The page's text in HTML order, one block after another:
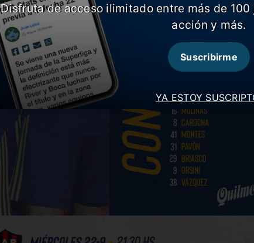
YA ESTOY
Disfruta de acceso ilimitado entre más de
acción y más.
Suscribirme